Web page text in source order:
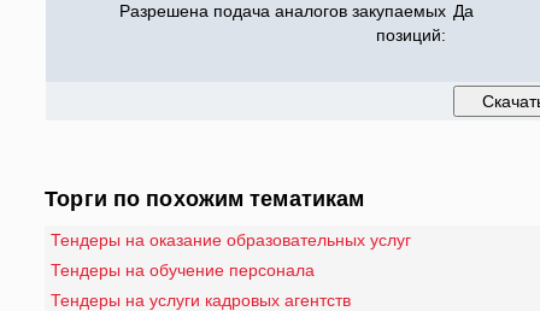
Разрешена подача аналогов закупаемых
позиций:
Да
Торги по похожим тематикам
Тендеры на оказание образовательных услуг
Тендеры на обучение персонала
Тендеры на услуги кадровых агентств